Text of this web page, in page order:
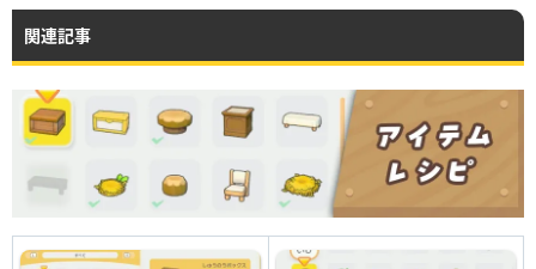
関連記事